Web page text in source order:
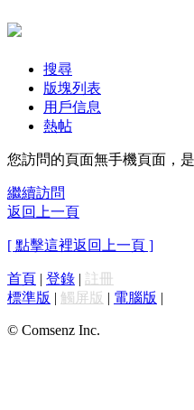
搜尋
版塊列表
用戶信息
熱帖
您訪問的頁面無手機頁面，
繼續訪問
返回上一頁
[ 點擊這裡返回上一頁 ]
首頁 | 登錄 | 註冊
標準版 | 觸屏版 | 電腦版 |
© Comsenz Inc.